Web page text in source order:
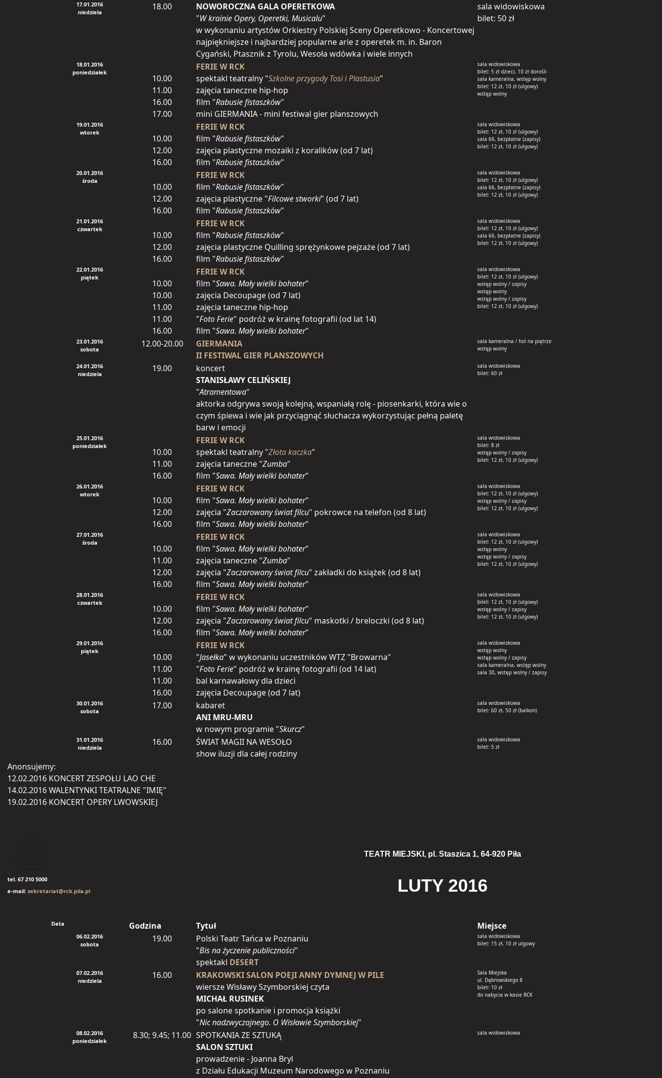
17.01.2016
niedziela
18.00
NOWOROCZNA GALA OPERETKOWA
"W krainie Opery, Operetki, Musicalu"
w wykonaniu artystów Orkiestry Polskiej Sceny Operetkowo - Koncertowej
najpiękniejsze i najbardziej popularne arie z operetek m. in. Baron
Cygański, Ptasznik z Tyrolu, Wesoła wdówka i wiele innych
sala widowiskowa
bilet: 50 zł
18.01.2016
poniedziałek
10.00
11.00
16.00
17.00
FERIE W RCK
spektakl teatralny "Szkolne przygody Tosi i Plastusia"
zajęcia taneczne hip-hop
film "Rabusie fistaszków"
mini GIERMANIA - mini festiwal gier planszowych
sala widowiskowa
bilet: 5 zł dzieci, 10 zł dorośli
sala kameralna, wstęp wolny
bilet: 12 zł, 10 zł (ulgowy)
wstęp wolny
19.01.2016
wtorek
10.00
12.00
16.00
FERIE W RCK
film "Rabusie fistaszków"
zajęcia plastyczne mozaiki z koralików (od 7 lat)
film "Rabusie fistaszków"
sala widowiskowa
bilet: 12 zł, 10 zł (ulgowy)
sala 66, bezpłatne (zapisy)
bilet: 12 zł, 10 zł (ulgowy)
20.01.2016
środa
10.00
12.00
16.00
FERIE W RCK
film "Rabusie fistaszków"
zajęcia plastyczne "Filcowe stworki" (od 7 lat)
film "Rabusie fistaszków"
sala widowiskowa
bilet: 12 zł, 10 zł (ulgowy)
sala 66, bezpłatne (zapisy)
bilet: 12 zł, 10 zł (ulgowy)
21.01.2016
czwartek
10.00
12.00
16.00
FERIE W RCK
film "Rabusie fistaszków"
zajęcia plastyczne Quilling sprężynkowe pejzaże (od 7 lat)
film "Rabusie fistaszków"
sala widowiskowa
bilet: 12 zł, 10 zł (ulgowy)
sala 66, bezpłatne (zapisy)
bilet: 12 zł, 10 zł (ulgowy)
22.01.2016
piątek
10.00
10.00
11.00
11.00
16.00
FERIE W RCK
film "Sawa. Mały wielki bohater"
zajęcia Decoupage (od 7 lat)
zajęcia taneczne hip-hop
"Foto Ferie" podróż w krainę fotografii (od lat 14)
film "Sawa. Mały wielki bohater"
sala widowiskowa
bilet: 12 zł, 10 zł (ulgowy)
wstęp wolny / zapisy
wstęp wolny
wstęp wolny / zapisy
bilet: 12 zł, 10 zł (ulgowy)
23.01.2016
sobota
12.00-20.00
GIERMANIA
II FESTIWAL GIER PLANSZOWYCH
sala kameralna / hol na piętrze
wstęp wolny
24.01.2016
niedziela
19.00
koncert
STANISŁAWY CELIŃSKIEJ
"Atramentowa"
aktorka odgrywa swoją kolejną, wspaniałą rolę - piosenkarki, która wie o
czym śpiewa i wie jak przyciągnąć słuchacza wykorzystując pełną paletę
barw i emocji
sala widowiskowa
bilet: 60 zł
25.01.2016
poniedziałek
10.00
11.00
16.00
FERIE W RCK
spektakl teatralny "Złota kaczka"
zajęcia taneczne "Zumba"
film "Sawa. Mały wielki bohater"
sala widowiskowa
bilet: 8 zł
wstęp wolny / zapisy
bilet: 12 zł, 10 zł (ulgowy)
26.01.2016
wtorek
10.00
12.00
16.00
FERIE W RCK
film "Sawa. Mały wielki bohater"
zajęcia "Zaczarowany świat filcu" pokrowce na telefon (od 8 lat)
film "Sawa. Mały wielki bohater"
sala widowiskowa
bilet: 12 zł, 10 zł (ulgowy)
wstęp wolny / zapisy
bilet: 12 zł, 10 zł (ulgowy)
27.01.2016
środa
10.00
11.00
12.00
16.00
FERIE W RCK
film "Sawa. Mały wielki bohater"
zajęcia taneczne "Zumba"
zajęcia "Zaczarowany świat filcu" zakładki do książek (od 8 lat)
film "Sawa. Mały wielki bohater"
sala widowiskowa
bilet: 12 zł, 10 zł (ulgowy)
wstęp wolny
wstęp wolny / zapisy
bilet: 12 zł, 10 zł (ulgowy)
28.01.2016
czwartek
10.00
12.00
16.00
FERIE W RCK
film "Sawa. Mały wielki bohater"
zajęcia "Zaczarowany świat filcu" maskotki / breloczki (od 8 lat)
film "Sawa. Mały wielki bohater"
sala widowiskowa
bilet: 12 zł, 10 zł (ulgowy)
wstęp wolny / zapisy
bilet: 12 zł, 10 zł (ulgowy)
29.01.2016
piątek
10.00
11.00
11.00
16.00
FERIE W RCK
"Jasełka" w wykonaniu uczestników WTZ "Browarna"
"Foto Ferie" podróż w krainę fotografii (od 14 lat)
bal karnawałowy dla dzieci
zajęcia Decoupage (od 7 lat)
sala widowiskowa
wstęp wolny
wstęp wolny / zapisy
sala kameralna, wstęp wolny
sala 30, wstęp wolny / zapisy
30.01.2016
sobota
17.00
kabaret
ANI MRU-MRU
w nowym programie "Skurcz"
sala widowiskowa
bilet: 60 zł, 50 zł (balkon)
31.01.2016
niedziela
16.00
ŚWIAT MAGII NA WESOŁO
show iluzji dla całej rodziny
sala widowiskowa
bilet: 5 zł
Anonsujemy:
12.02.2016 KONCERT ZESPOŁU LAO CHE
14.02.2016 WALENTYNKI TEATRALNE "IMIĘ"
19.02.2016 KONCERT OPERY LWOWSKIEJ
TEATR MIEJSKI, pl. Staszica 1, 64-920 Piła
tel. 67 210 5000
e-mail: sekretariat@rck.pila.pl LUTY 2016
Data Godzina Tytuł Miejsce
06.02.2016
sobota
19.00
Polski Teatr Tańca w Poznaniu
"Bis na życzenie publiczności"
spektakl DESERT
sala widowiskowa
bilet: 15 zł, 10 zł ulgowy
07.02.2016
niedziela
16.00
KRAKOWSKI SALON POEJI ANNY DYMNEJ W PILE
wiersze Wisławy Szymborskiej czyta
MICHAŁ RUSINEK
po salone spotkanie i promocja książki
"Nic nadzwyczajnego. O Wisławie Szymborskiej"
Sala Miejska
ul. Dąbrowskiego 8
bilet: 10 zł
do nabycia w kasie RCK
08.02.2016
poniedziałek
8.30; 9.45; 11.00 SPOTKANIA ZE SZTUKĄ
SALON SZTUKI
prowadzenie - Joanna Bryl
z Działu Edukacji Muzeum Narodowego w Poznaniu
sala widowiskowa